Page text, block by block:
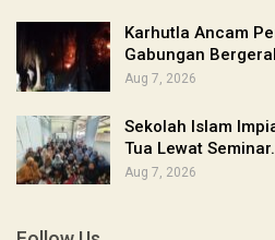
Karhutla Ancam
Gabungan
Aug 7, 2026
Sekolah Islam
Tua Lewat
Aug 7, 2026